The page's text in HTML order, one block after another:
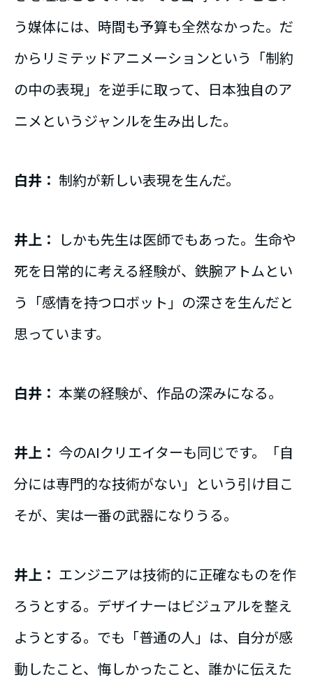
う媒体には、時間も予算も全然なかった。だ
からリミテッドアニメーションという「制約
の中の表現」を逆手に取って、日本独自のア
ニメというジャンルを生み出した。
白井： 制約が新しい表現を生んだ。
井上： しかも先生は医師でもあった。生命や
死を日常的に考える経験が、鉄腕アトムとい
う「感情を持つロボット」の深さを生んだと
思っています。
白井： 本業の経験が、作品の深みになる。
井上： 今のAIクリエイターも同じです。「自
分には専門的な技術がない」という引け目こ
そが、実は一番の武器になりうる。
井上： エンジニアは技術的に正確なものを作
ろうとする。デザイナーはビジュアルを整え
ようとする。でも「普通の人」は、自分が感
動したこと、悔しかったこと、誰かに伝えた